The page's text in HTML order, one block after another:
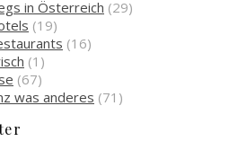
in Österreich (29)
(19)
(16)
(1)
(67)
was anderes (71)